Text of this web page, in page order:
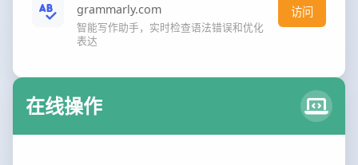
grammarly.com
智能写作助手，实时检查语法错误和优化
表达
访问
在线操作